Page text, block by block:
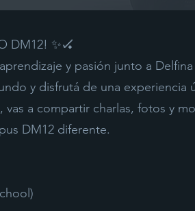
DM12! ✨🏑
y pasión junto a
y disfrutá de una experiencia
a compartir charlas, fotos y
DM12 diferente.